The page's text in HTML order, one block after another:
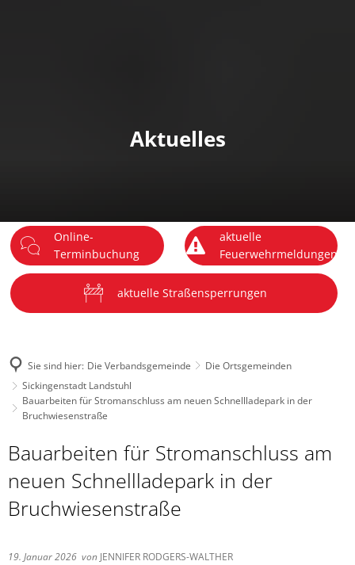
Aktuelles
Online-
Terminbuchung
aktuelle
Feuerwehrmeldungen
aktuelle Straßensperrungen
Sie sind hier: Die Verbandsgemeinde
Die Ortsgemeinden
Sickingenstadt Landstuhl
Bauarbeiten für Stromanschluss am neuen Schnellladepark in der
Bruchwiesenstraße
Bauarbeiten für Stromanschluss am
neuen Schnellladepark in der
Bruchwiesenstraße
19. Januar 2026 von JENNIFER RODGERS-WALTHER